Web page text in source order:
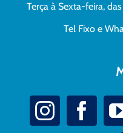
Terça à Sexta-feira,
Tel Fixo e